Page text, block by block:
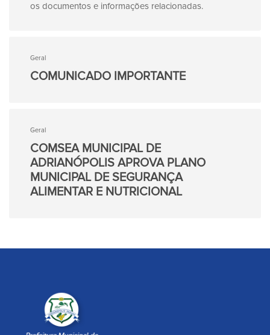
os documentos e informações relacionadas.
Geral
COMUNICADO IMPORTANTE
Geral
COMSEA MUNICIPAL DE
ADRIANÓPOLIS APROVA PLANO
MUNICIPAL DE SEGURANÇA
ALIMENTAR E NUTRICIONAL